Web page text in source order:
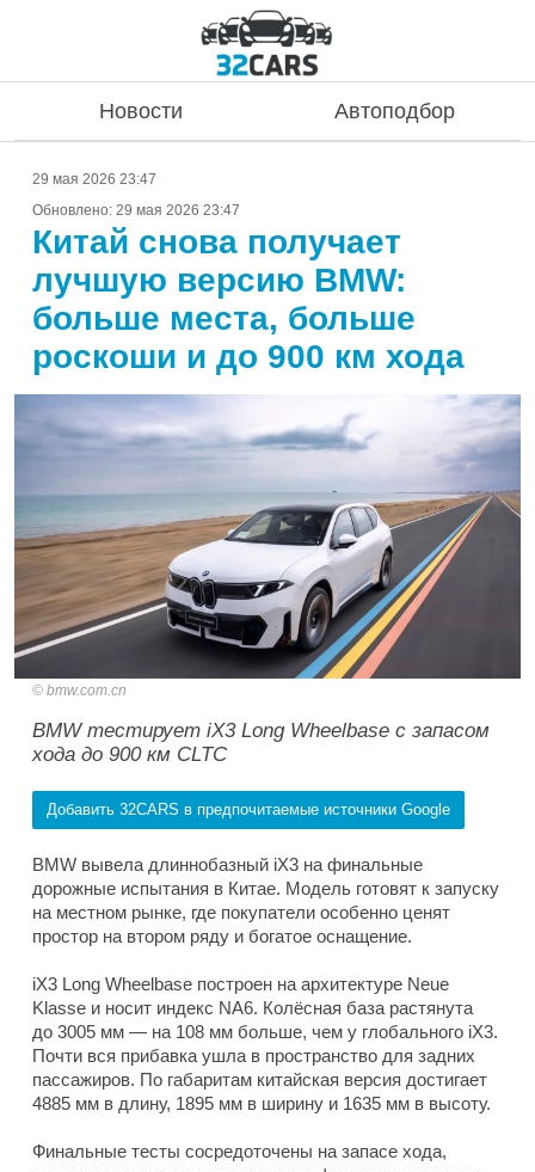
Новости Автоподбор
29 мая 2026 23:47
Обновлено: 29 мая 2026 23:47
Китай снова получает
лучшую версию BMW:
больше места, больше
роскоши и до 900 км хода
bmw.com.cn
BMW тестирует iX3 Long Wheelbase с запасом
хода до 900 км CLTC
Добавить 32CARS в предпочитаемые источники Google
BMW вывела длиннобазный iX3 на финальные
дорожные испытания в Китае. Модель готовят к запуску
на местном рынке, где покупатели особенно ценят
простор на втором ряду и богатое оснащение.
iX3 Long Wheelbase построен на архитектуре Neue
Klasse и носит индекс NA6. Колёсная база растянута
до 3005 мм — на 108 мм больше, чем у глобального iX3.
Почти вся прибавка ушла в пространство для задних
пассажиров. По габаритам китайская версия достигает
4885 мм в длину, 1895 мм в ширину и 1635 мм в высоту.
Финальные тесты сосредоточены на запасе хода,